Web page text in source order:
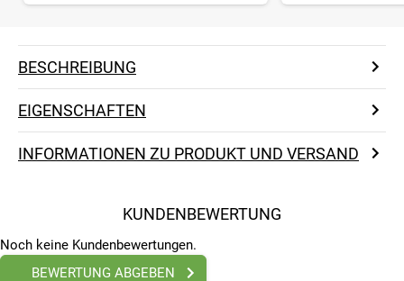
BESCHREIBUNG
EIGENSCHAFTEN
INFORMATIONEN ZU PRODUKT UND VERSAND
KUNDENBEWERTUNG
Noch keine Kundenbewertungen.
BEWERTUNG ABGEBEN